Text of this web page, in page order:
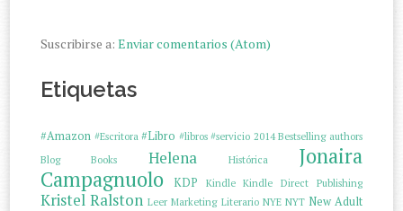
Suscribirse a:Enviar comentarios (Atom)
Etiquetas
#Amazon #Escritora #Libro #libros #servicio 2014 Bestselling authors
Blog
Books Helena Histórica
Jonaira
Campagnuolo
KDP Kindle Kindle Direct Publishing
Kristel Ralston Leer Marketing Literario NYE NYT New Adult